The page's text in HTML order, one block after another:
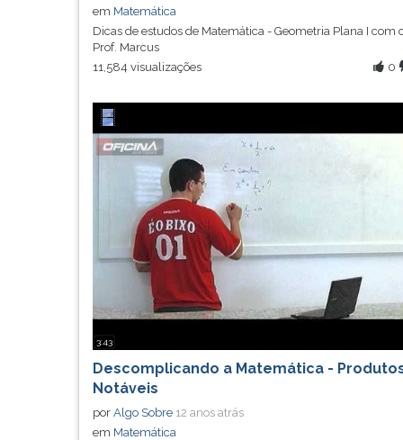
em Matemática
Dicas de estudos de Matemática - Geometria Plana I com
Prof. Marcus
0
11,584 visualizações
3:43
Descomplicando a Matemática -
Notáveis
por Algo Sobre 12 anos atrás
em Matemática